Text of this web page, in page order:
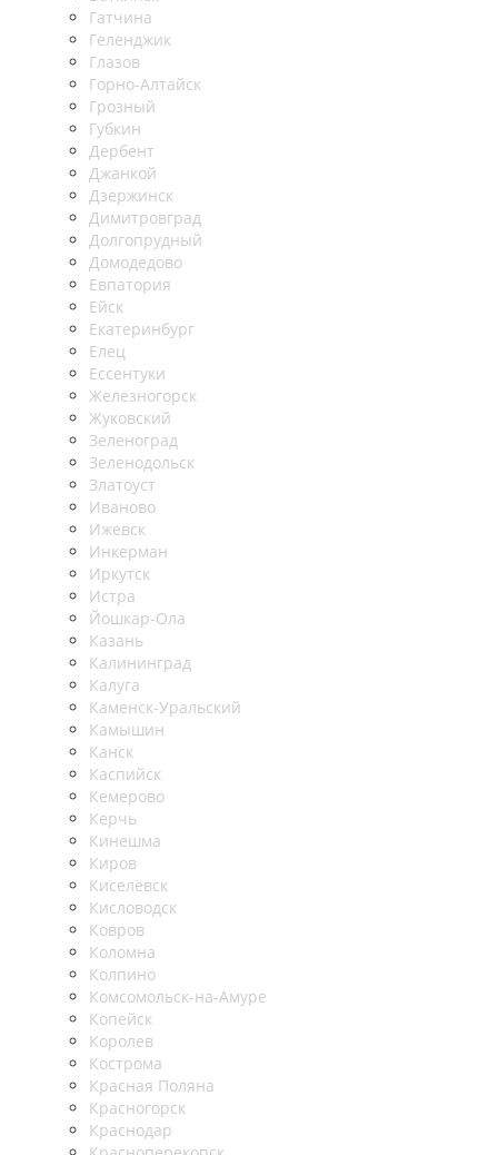
Гатчина
Геленджик
Глазов
Горно-Алтайск
Грозный
Губкин
Дербент
Джанкой
Дзержинск
Димитровград
Долгопрудный
Домодедово
Евпатория
Ейск
Екатеринбург
Елец
Ессентуки
Железногорск
Жуковский
Зеленоград
Зеленодольск
Златоуст
Иваново
Ижевск
Инкерман
Иркутск
Истра
Йошкар-Ола
Казань
Калининград
Калуга
Каменск-Уральский
Камышин
Канск
Каспийск
Кемерово
Керчь
Кинешма
Киров
Киселёвск
Кисловодск
Ковров
Коломна
Колпино
Комсомольск-на-Амуре
Копейск
Королев
Кострома
Красная Поляна
Красногорск
Краснодар